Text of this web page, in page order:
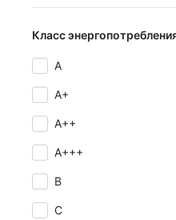
Класс
A
A+
A++
A+++
B
C